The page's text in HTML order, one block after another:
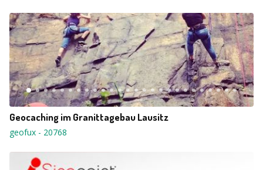
Geocaching im Granittagebau Lausitz
geofux - 20768